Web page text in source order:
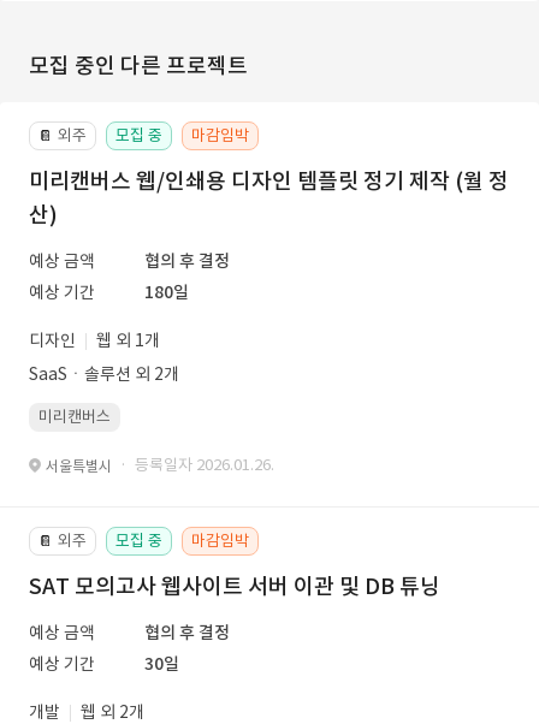
모집 중인 다른 프로젝트
📔 외주 모집 중 마감임박
미리캔버스 웹/인쇄용 디자인 템플릿 정기 제작 (월 정
산)
예상 금액
협의 후 결정
예상 기간
180일
디자인
웹 외 1개
SaaSㆍ솔루션 외 2개
미리캔버스
서울특별시 · 등록일자 2026.01.26.
📔 외주 모집 중 마감임박
SAT 모의고사 웹사이트 서버 이관 및 DB 튜닝
예상 금액
협의 후 결정
예상 기간
30일
개발
웹 외 2개